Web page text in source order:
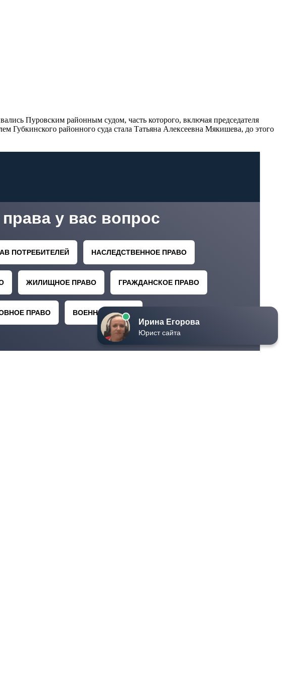
Пуровским районным судом, часть которого, включая председателя
районного суда стала Татьяна Алексеевна Мякишева, до этого